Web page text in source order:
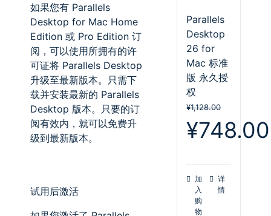
如果您有Parallels
Desktop for Mac Home
Edition 或Pro Edition 订
阅，可以使用所拥有的许
可证将Parallels Desktop
升级至最新版本。只需下
载并安装最新的 Parallels
Desktop 版本。只要的订
阅有效内，就可以免费升
级到最新版本。
试用后激活
Parallels
Desktop
26 for
Mac 标准
版 永久授
权
¥1,128.00
原
价
¥748.00
加
入
购
物
详
情